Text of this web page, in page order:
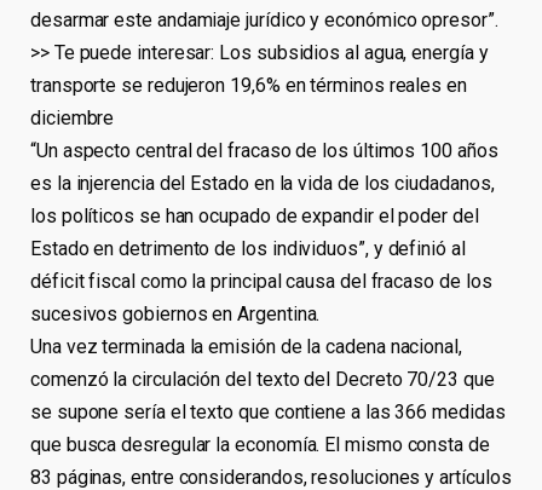
desarmar este andamiaje jurídico y económico opresor”.
>> Te puede interesar: Los subsidios al agua, energía y
transporte se redujeron 19,6% en términos reales en
diciembre
“Un aspecto central del fracaso de los últimos 100 años
es la injerencia del Estado en la vida de los ciudadanos,
los políticos se han ocupado de expandir el poder del
Estado en detrimento de los individuos”, y definió al
déficit fiscal como la principal causa del fracaso de los
sucesivos gobiernos en Argentina.
Una vez terminada la emisión de la cadena nacional,
comenzó la circulación del texto del Decreto 70/23 que
se supone sería el texto que contiene a las 366 medidas
que busca desregular la economía. El mismo consta de
83 páginas, entre considerandos, resoluciones y artículos